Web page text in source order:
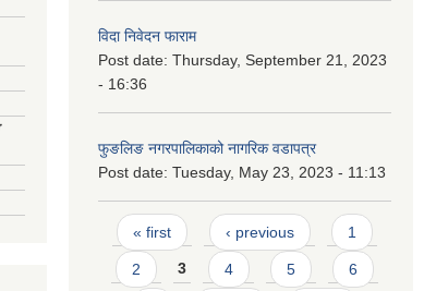
विदा निवेदन फाराम
Post date: Thursday, September 21, 2023
- 16:36
फुङलिङ नगरपालिकाको नागरिक वडापत्र
Post date: Tuesday, May 23, 2023 - 11:13
Pages
« first ‹ previous 1
2 3 4 5 6